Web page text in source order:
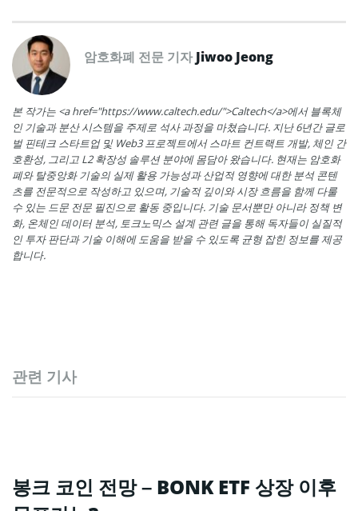
암호화폐 전문 기자Jiwoo Jeong
본 작가는 <a href="https://www.caltech.edu/">Caltech</a>에서 블록체
인 기술과 분산 시스템을 주제로 석사 과정을 마쳤습니다. 지난 6년간 글로
벌 핀테크 스타트업 및 Web3 프로젝트에서 스마트 컨트랙트 개발, 체인 간
호환성, 그리고 L2 확장성 솔루션 분야에 몸담아 왔습니다. 현재는 암호화
폐와 탈중앙화 기술의 실제 활용 가능성과 산업적 영향에 대한 분석 콘텐
츠를 전문적으로 작성하고 있으며, 기술적 깊이와 시장 흐름을 함께 다룰
수 있는 드문 전문 필진으로 활동 중입니다. 기술 문서뿐만 아니라 정책 변
화, 온체인 데이터 분석, 토크노믹스 설계 관련 글을 통해 독자들이 실질적
인 투자 판단과 기술 이해에 도움을 받을 수 있도록 균형 잡힌 정보를 제공
합니다.
관련 기사
봉크 코인 전망 – BONK ETF 상장 이후